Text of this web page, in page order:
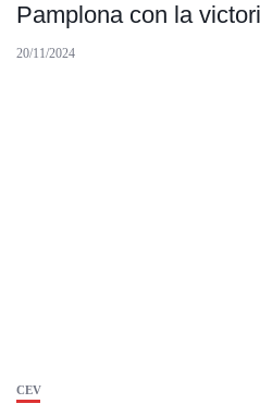
Pamplona con la
20/11/2024
CEV